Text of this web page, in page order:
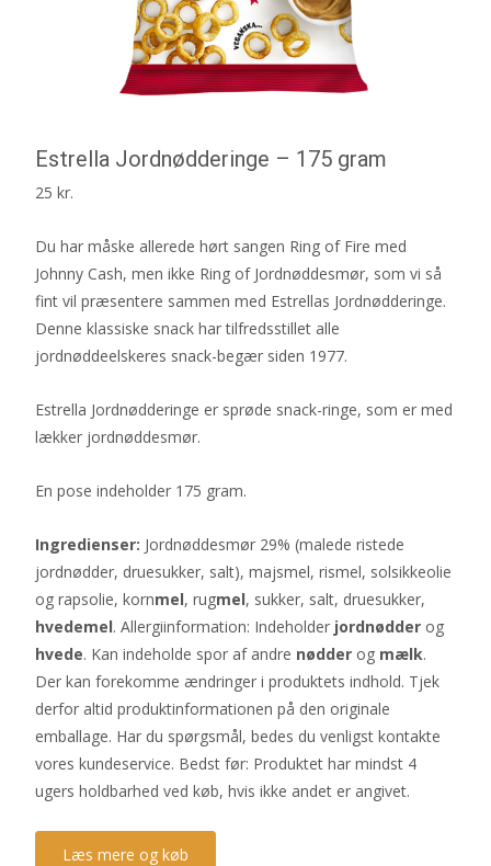
Estrella Jordnødderinge – 175 gram
25 kr.
Du har måske allerede hørt sangen Ring of Fire med
Johnny Cash, men ikke Ring of Jordnøddesmør, som vi så
fint vil præsentere sammen med Estrellas Jordnødderinge.
Denne klassiske snack har tilfredsstillet alle
jordnøddeelskeres snack-begær siden 1977.
Estrella Jordnødderinge er sprøde snack-ringe, som er med
lækker jordnøddesmør.
En pose indeholder 175 gram.
Ingredienser: Jordnøddesmør 29% (malede ristede
jordnødder, druesukker, salt), majsmel, rismel, solsikkeolie
og rapsolie, kornmel, rugmel, sukker, salt, druesukker,
hvedemel. Allergiinformation: Indeholder jordnødder og
hvede. Kan indeholde spor af andre nødder og mælk.
Der kan forekomme ændringer i produktets indhold. Tjek
derfor altid produktinformationen på den originale
emballage. Har du spørgsmål, bedes du venligst kontakte
vores kundeservice. Bedst før: Produktet har mindst 4
ugers holdbarhed ved køb, hvis ikke andet er angivet.
Læs mere og køb